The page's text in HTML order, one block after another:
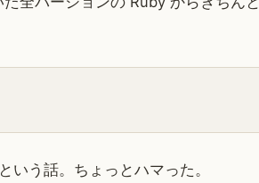
う話。ちょっとハマった。